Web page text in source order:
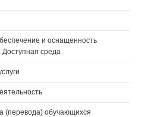
и оснащенность
Доступная среда
(перевода) обучающихся